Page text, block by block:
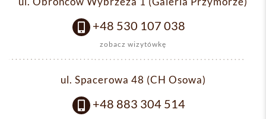
+48 530 107 038
zobacz wizytówkę
ul. Spacerowa 48 (CH Osowa)
+48 883 304 514